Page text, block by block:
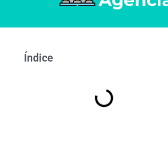
Índice